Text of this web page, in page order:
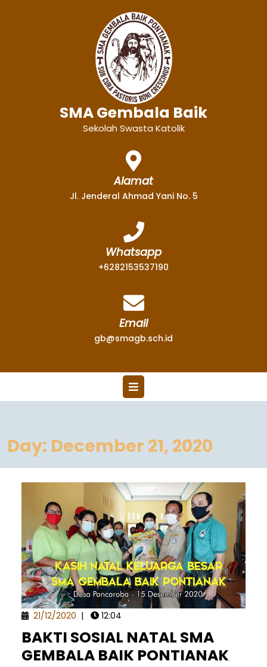
SMA Gembala Baik
Sekolah Swasta Katolik
Alamat
Jl. Jenderal Ahmad Yani No. 5
Whatsapp
+6282153537190
Email
gb@smagb.sch.id
Day: December 21, 2020
21/12/2020 | 12:04
BAKTI SOSIAL NATAL SMA
GEMBALA BAIK PONTIANAK